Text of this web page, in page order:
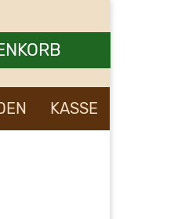
Warenkorb ist leer.
KASSE